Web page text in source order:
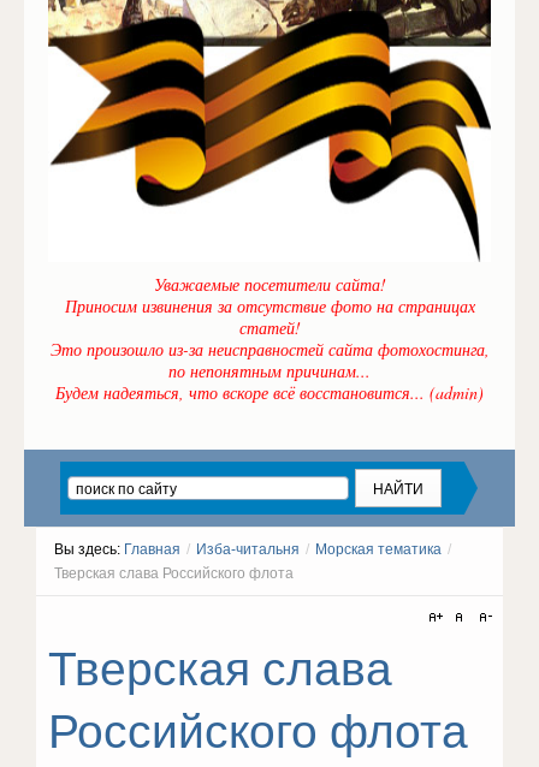
Уважаемые посетители сайта!
Приносим извинения за отсутствие фото на страницах
статей!
Это произошло из-за неисправностей сайта фотохостинга,
по непонятным причинам...
Будем надеяться, что вскоре всё восстановится... (admin)
Вы здесь: Главная / Изба-читальня / Морская тематика /
Тверская слава Российского флота
Тверская слава
Российского флота